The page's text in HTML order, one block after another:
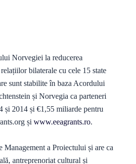
Norvegiei la reducerea
bilaterale cu cele 15 state
sunt stabilite în baza Acordului
și Norvegia ca parteneri
și 2014 și €1,55 miliarde pentru
și www.eeagrants.ro.
a Proiectului și are ca
antreprenoriat cultural și